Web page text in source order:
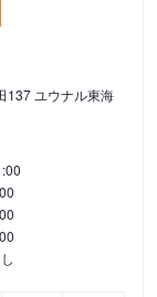
137 ユウナル東海